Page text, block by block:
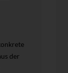
der